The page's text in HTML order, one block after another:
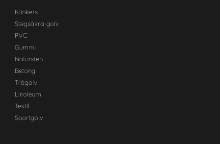
Klinkers
Stegsäkra golv
PVC
Gummi
Natursten
Betong
Trägolv
Linoleum
Textil
Sportgolv